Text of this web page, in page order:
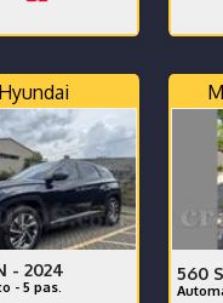
Hyundai
- 2024
- 5 pas.
560